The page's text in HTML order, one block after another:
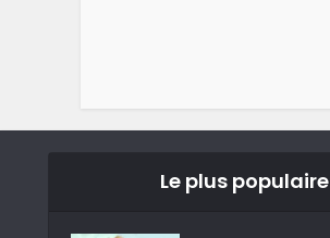
Le plus populaire